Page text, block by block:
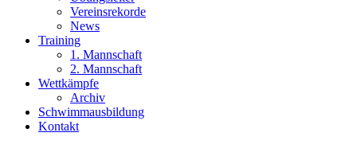
Vereinsrekorde
News
Training
1. Mannschaft
2. Mannschaft
Wettkämpfe
Archiv
Schwimmausbildung
Kontakt